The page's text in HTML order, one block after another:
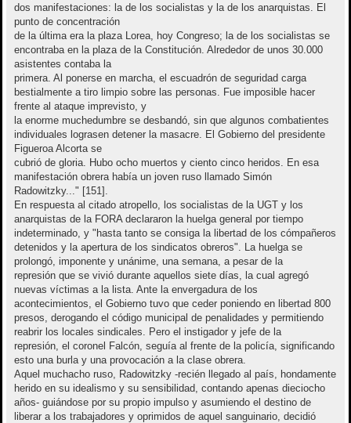
dos manifestaciones: la de los socialistas y la de los anarquistas. El
punto de concentración
de la última era la plaza Lorea, hoy Congreso; la de los socialistas se
encontraba en la plaza de la Constitución. Alrededor de unos 30.000
asistentes contaba la
primera. Al ponerse en marcha, el escuadrón de seguridad carga
bestialmente a tiro limpio sobre las personas. Fue imposible hacer
frente al ataque imprevisto, y
la enorme muchedumbre se desbandó, sin que algunos combatientes
individuales lograsen detener la masacre. El Gobierno del presidente
Figueroa Alcorta se
cubrió de gloria. Hubo ocho muertos y ciento cinco heridos. En esa
manifestación obrera había un joven ruso llamado Simón
Radowitzky..." [151].
En respuesta al citado atropello, los socialistas de la UGT y los
anarquistas de la FORA declararon la huelga general por tiempo
indeterminado, y "hasta tanto se consiga la libertad de los cómpañeros
detenidos y la apertura de los sindicatos obreros". La huelga se
prolongó, imponente y unánime, una semana, a pesar de la
represión que se vivió durante aquellos siete días, la cual agregó
nuevas víctimas a la lista. Ante la envergadura de los
acontecimientos, el Gobierno tuvo que ceder poniendo en libertad 800
presos, derogando el código municipal de penalidades y permitiendo
reabrir los locales sindicales. Pero el instigador y jefe de la
represión, el coronel Falcón, seguía al frente de la policía, significando
esto una burla y una provocación a la clase obrera.
Aquel muchacho ruso, Radowitzky -recién llegado al país, hondamente
herido en su idealismo y su sensibilidad, contando apenas dieciocho
años- guiándose por su propio impulso y asumiendo el destino de
liberar a los trabajadores y oprimidos de aquel sanguinario, decidió